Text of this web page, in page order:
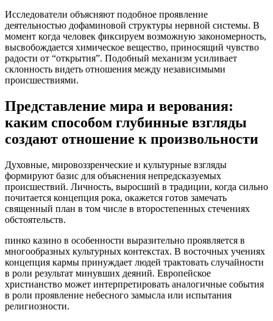
Исследователи объясняют подобное проявление
деятельностью дофаминовой структуры нервной системы. В
момент когда человек фиксируем возможную закономерность,
высвобождается химическое вещество, приносящий чувство
радости от “открытия”. Подобный механизм усиливает
склонность видеть отношения между независимыми
происшествиями.
Представление мира и верования:
каким способом глубинные взгляды
создают отношение к произвольности
Духовные, мировоззренческие и культурные взгляды
формируют базис для объяснения непредсказуемых
происшествий. Личность, выросший в традиции, когда сильно
почитается концепция рока, окажется готов замечать
священный план в том числе в второстепенных стечениях
обстоятельств.
пинко казино в особенности выразительно проявляется в
многообразных культурных контекстах. В восточных учениях
концепция кармы принуждает людей трактовать случайности
в роли результат минувших деяний. Европейское
христианство может интерпретировать аналогичные события
в роли проявление небесного замысла или испытания
религиозности.